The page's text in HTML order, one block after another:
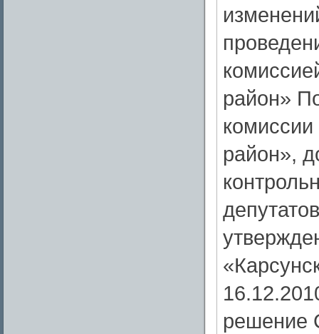
район»
район»,
решение